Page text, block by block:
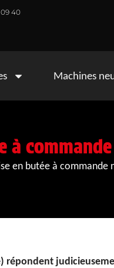
09 40
Machines
en butée à commande
répondent